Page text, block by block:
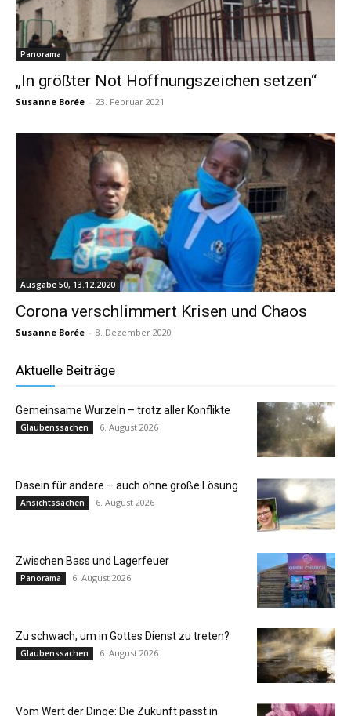
Panorama
„In größter Not Hoffnungszeichen setzen“
Susanne Borée - 23. Februar 2021
Ausgabe 50, 13.12.2020
Corona verschlimmert Krisen und Chaos
Susanne Borée - 8. Dezember 2020
Aktuelle Beiträge
Gemeinsame Wurzeln – trotz aller Konflikte
Glaubenssachen 6. August 2026
Dasein für andere – auch ohne große Lösung
Ansichtssachen 6. August 2026
Zwischen Bass und Lagerfeuer
Panorama 6. August 2026
Zu schwach, um in Gottes Dienst zu treten?
Glaubenssachen 6. August 2026
Vom Wert der Dinge: Die Zukunft passt in